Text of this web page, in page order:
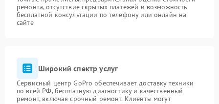
ремонта, отсутствие скрытых платежей и возможность
бесплатной консультации по телефону или онлайн на
сайте
Широкий спектр услуг
Сервисный центр GoPro обеспечивает доставку техники
по всей РФ, бесплатную диагностику и качественный
ремонт, включая срочный ремонт. Клиенты могут